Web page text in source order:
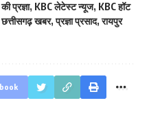
प्रज्ञा, KBC लेटेस्ट न्यूज, KBC हॉट
छत्तीसगढ़ खबर,प्रज्ञा प्रसाद,रायपुर